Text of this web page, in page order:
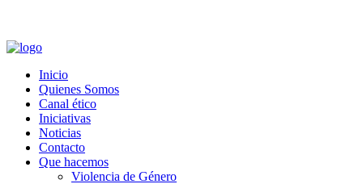
Inicio
Quienes Somos
Canal ético
Iniciativas
Noticias
Contacto
Que hacemos
Violencia de Género